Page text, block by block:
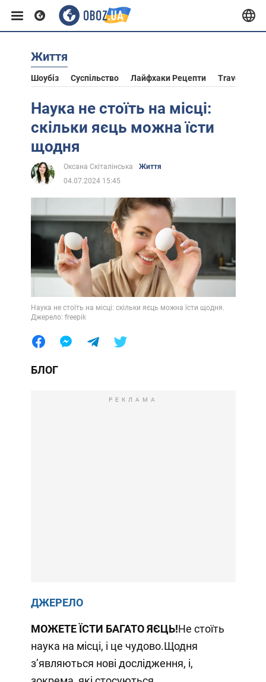
Європа
США
Африка
Життя
Лайфхаки
Життя
Шоубіз Суспільство Лайфхаки Рецепти Travel
Наука не стоїть на місці:
скільки яєць можна їсти
щодня
Оксана Скіталінська
Життя
04.07.2024 15:45
Наука не стоїть на місці: скільки яєць можна їсти щодня.
Джерело: freepik
БЛОГ
РЕКЛАМА
ДЖЕРЕЛО
МОЖЕТЕ ЇСТИ БАГАТО ЯЄЦЬ!Не стоїть
наука на місці, і це чудово.Щодня
зʼявляються нові дослідження, і,